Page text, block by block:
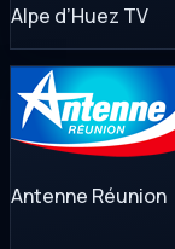
Alpe d’Huez TV
Antenne Réunion